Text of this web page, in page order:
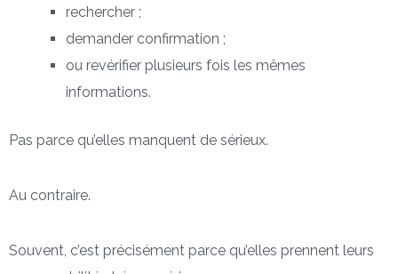
rechercher ;
demander confirmation ;
ou revérifier plusieurs fois les mêmes
informations.
Pas parce qu’elles manquent de sérieux.
Au contraire.
Souvent, c’est précisément parce qu’elles prennent leurs